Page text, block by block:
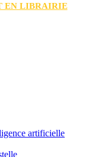
EN LIBRAIRIE
artificielle